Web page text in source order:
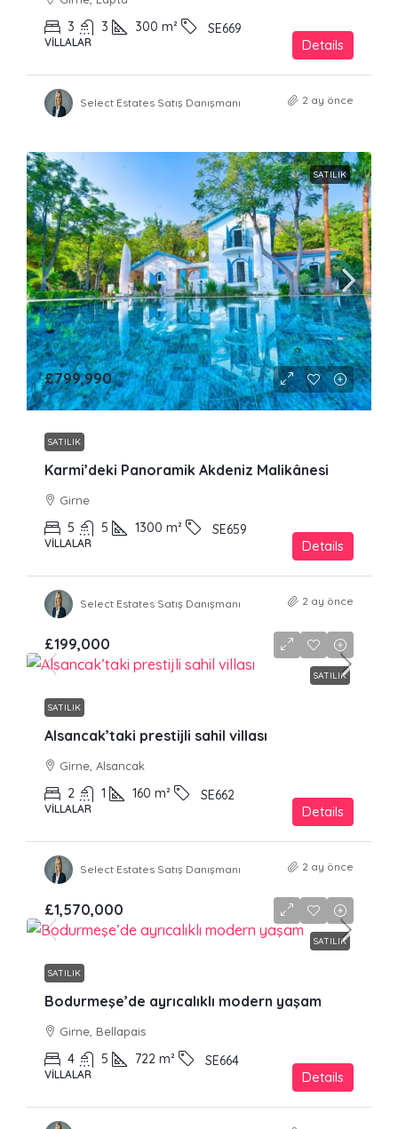
3 3 300 m² SE669
VILLALAR Details
Select Estates Satış Danışmanı 2 ay önce
SATILIK
£799,990
SATILIK
Karmi’deki Panoramik Akdeniz Malikânesi
Girne
5 5 1300 m² SE659
VILLALAR Details
Select Estates Satış Danışmanı 2 ay önce
SATILIK
£199,000
SATILIK
Alsancak’taki prestijli sahil villası
Girne, Alsancak
2 1 160 m² SE662
VILLALAR Details
Select Estates Satış Danışmanı 2 ay önce
SATILIK
£1,570,000
SATILIK
Bodurmeşe’de ayrıcalıklı modern yaşam
Girne, Bellapais
4 5 722 m² SE664
VILLALAR Details